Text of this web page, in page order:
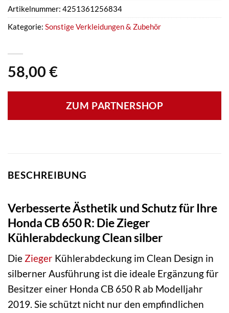
58,00 €
ZUM PARTNERSHOP
Artikelnummer: 4251361256834
Kategorie: Sonstige Verkleidungen & Zubehör
BESCHREIBUNG
Verbesserte Ästhetik und Schutz für Ihre
Honda CB 650 R: Die Zieger
Kühlerabdeckung Clean silber
Die Zieger Kühlerabdeckung im Clean Design in
silberner Ausführung ist die ideale Ergänzung für
Besitzer einer Honda CB 650 R ab Modelljahr
2019. Sie schützt nicht nur den empfindlichen